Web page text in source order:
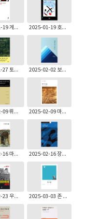
2025-01-19 게르트 타이센: 갈릴래아 사람의 그림자 2025-01-19 호르헤 루이스 보르헤스: 셰익스피어의 기억 | 보르헤스 전집 5
2025-01-27 토마스 힐란드 에릭센: 인생의 의미 2025-02-02 보에티우스: 철학의 위안(정의채 옮김)
2025-02-09 뤼시앵 페브르: [원서발췌] 16세기의 무신앙 문제 - 라블레의 종교 2025-02-09 마르셀 그라네: 중국사유
2025-02-16 마키아벨리: 피렌체사 2 2025-02-16 장병욱: All Time Jazz 명반 가이드북
2025-02-23 우디 그린버그: 바이마르의 세기 2025-03-03 존 스튜어트 밀: 자유론